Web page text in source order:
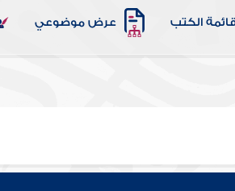
الكتب عرض موضوعي